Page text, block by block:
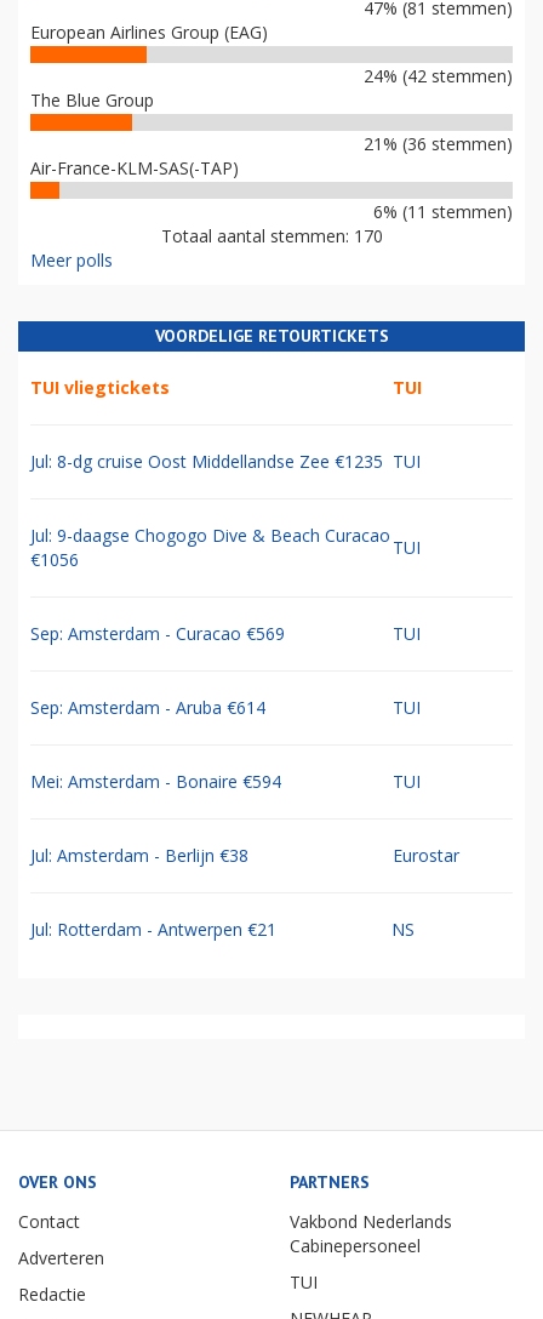
47% (81 stemmen)
European Airlines Group (EAG)
24% (42 stemmen)
The Blue Group
21% (36 stemmen)
Air-France-KLM-SAS(-TAP)
6% (11 stemmen)
Totaal aantal stemmen: 170
Meer polls
VOORDELIGE RETOURTICKETS
TUI vliegtickets TUI
Jul: 8-dg cruise Oost Middellandse Zee €1235 TUI
Jul: 9-daagse Chogogo Dive & Beach Curacao
€1056
TUI
Sep: Amsterdam - Curacao €569 TUI
Sep: Amsterdam - Aruba €614 TUI
Mei: Amsterdam - Bonaire €594 TUI
Jul: Amsterdam - Berlijn €38 Eurostar
Jul: Rotterdam - Antwerpen €21 NS
OVER ONS
Contact
Adverteren
Redactie
PARTNERS
Vakbond Nederlands
Cabinepersoneel
TUI